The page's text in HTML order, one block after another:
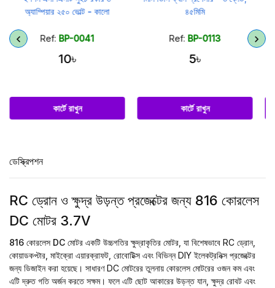
৪৫মিমি
Ref: BP-0113
5৳
কার্টে রাখুন
Ref: BP-0023
30৳
কার্টে রাখুন
ডেস্ক্রিপশন
RC ড্রোন ও ক্ষুদ্র উড়ন্ত প্রজেক্টের জন্য 816 কোরলেস
DC মোটর 3.7V
816 কোরলেস DC মোটর একটি উচ্চগতির ক্ষুদ্রাকৃতির মোটর, যা বিশেষভাবে RC ড্রোন,
কোয়াডকপ্টার, মাইক্রো এয়ারক্রাফট, রোবোটিক্স এবং বিভিন্ন DIY ইলেকট্রনিক্স প্রজেক্টের
জন্য ডিজাইন করা হয়েছে। সাধারণ DC মোটরের তুলনায় কোরলেস মোটরের ওজন কম এবং
এটি দ্রুত গতি অর্জন করতে সক্ষম। ফলে এটি ছোট আকারের উড়ন্ত যান, ক্ষুদ্র রোবট এবং